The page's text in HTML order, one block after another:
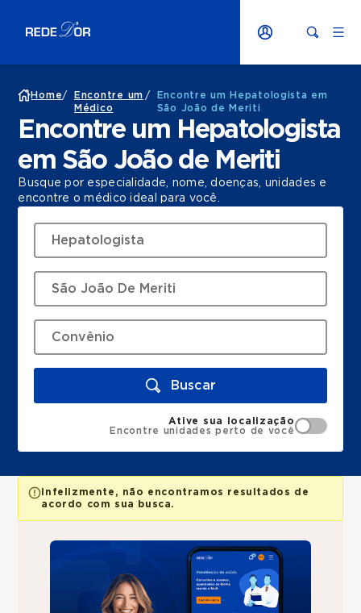
Home/
Encontre um
Médico
/
Encontre um Hepatologista em
São João de Meriti
Encontre um Hepatologista
em São João de Meriti
Busque por especialidade, nome, doenças, unidades e
encontre o médico ideal para você.
Buscar
Ative sua localização
Encontre unidades perto de você
Infelizmente, não encontramos resultados de
acordo com sua busca.